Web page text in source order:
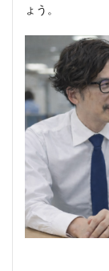
ょう。